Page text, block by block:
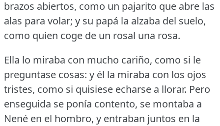
brazos abiertos, como un pajarito que abre las
alas para volar; y su papá la alzaba del suelo,
como quien coge de un rosal una rosa.
Ella lo miraba con mucho cariño, como si le
preguntase cosas: y él la miraba con los ojos
tristes, como si quisiese echarse a llorar. Pero
enseguida se ponía contento, se montaba a
Nené en el hombro, y entraban juntos en la